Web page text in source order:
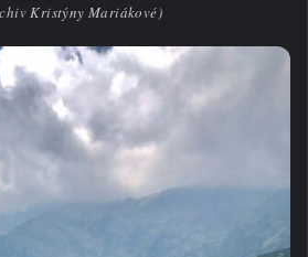
Kristýny Mariákové)